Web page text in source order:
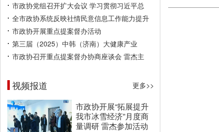
市政协党组召开扩大会议 学习贯彻习近平总
全市政协系统反映社情民意信息工作能力提升
市政协开展重点提案督办活动
第三届（2025）中韩（济南）大健康产业
市政协召开重点提案督办协商座谈会 雷杰主
视频报道 更多>>
市政协开展“拓展提升
我市冰雪经济”月度商
量调研 雷杰参加活动